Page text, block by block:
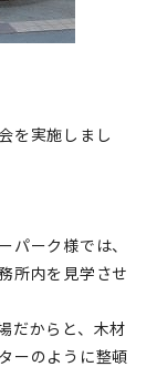
を実施しまし
パーク様では、
所内を見学させ
だからと、木材
ーのように整頓